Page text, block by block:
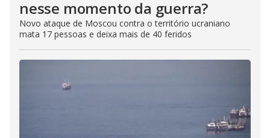
nesse momento da guerra?
Novo ataque de Moscou contra o território ucraniano
mata 17 pessoas e deixa mais de 40 feridos